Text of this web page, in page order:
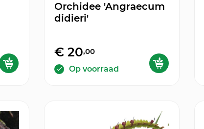
Orchidee 'Angraecum
didieri'
€ 20,00
Op voorraad